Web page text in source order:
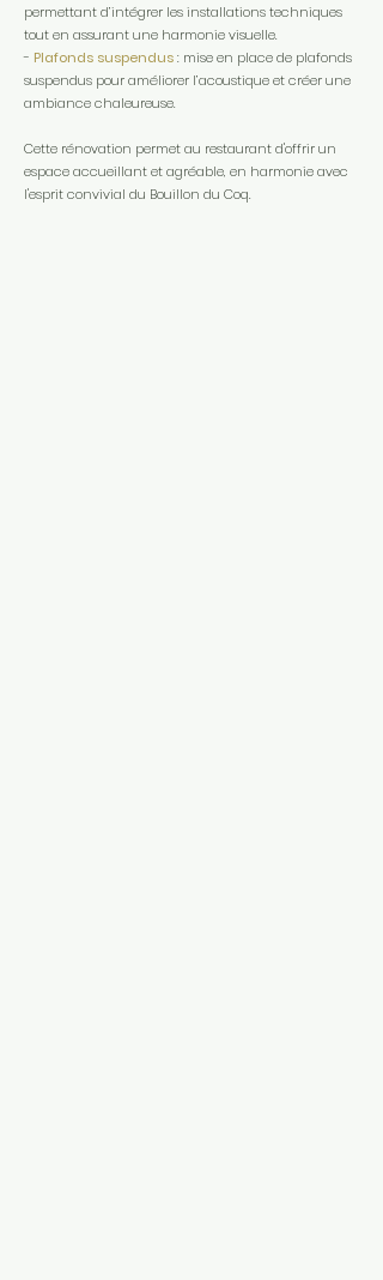
permettant d’intégrer les installations techniques
tout en assurant une harmonie visuelle.
- Plafonds suspendus: mise en place de plafonds
suspendus pour améliorer l’acoustique et créer une
ambiance chaleureuse.
Cette rénovation permet au restaurant d'offrir un
espace accueillant et agréable, en harmonie avec
l'esprit convivial du Bouillon du Coq.